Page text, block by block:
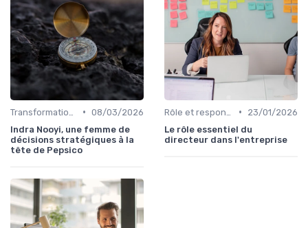
• 08/03/2026
Indra Nooyi, une femme de
décisions stratégiques à la
tête de Pepsico
•
23/01/2026
Le rôle essentiel du
directeur dans l'entreprise